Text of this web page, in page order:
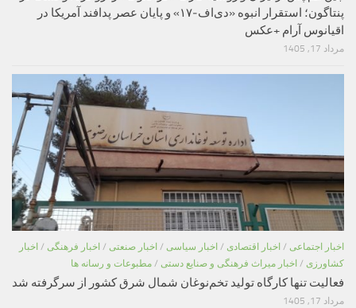
پنتاگون؛ استقرار انبوه «دی‌اف‑۱۷» و پایان عصر پدافند آمریکا در
اقیانوس آرام +عکس
مرداد 17, 1405
اخبار اجتماعی / اخبار اقتصادی / اخبار سیاسی / اخبار صنعتی / اخبار فرهنگی / اخبار
کشاورزی / اخبار میراث فرهنگی و صنایع دستی / مطبوعات و رسانه ها
فعالیت تنها کارگاه تولید تخم‌نوغان شمال شرق کشور از سرگرفته شد
مرداد 17, 1405